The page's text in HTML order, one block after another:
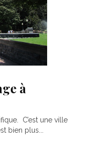
à
C’est une ville
bien plus...